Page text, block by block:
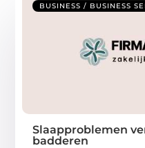
BUSINESS / BUSINESS
Slaapproblemen
badderen